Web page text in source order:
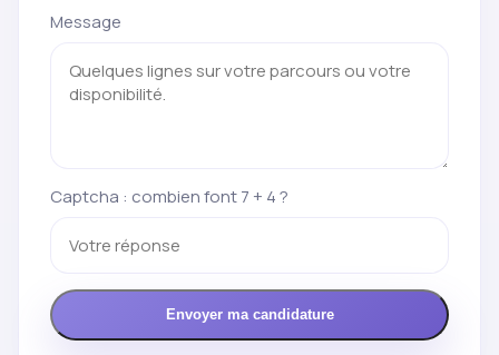
Message
Captcha : combien font 7 + 4 ?
Envoyer ma candidature